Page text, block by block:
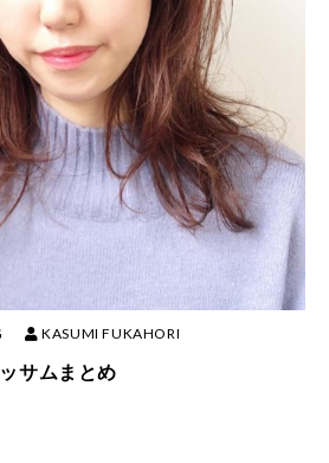
KASUMI FUKAHORI
サムまとめ